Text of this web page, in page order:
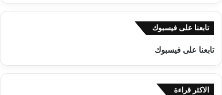
تابعنا على فيسبوك
تابعنا على فيسبوك
الاكثر قراءة